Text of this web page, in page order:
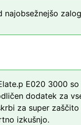
E020 3000
dodatek za
za super
izkušnjo.